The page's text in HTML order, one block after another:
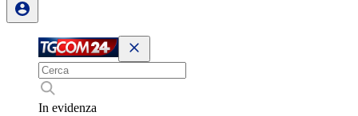
In evidenza